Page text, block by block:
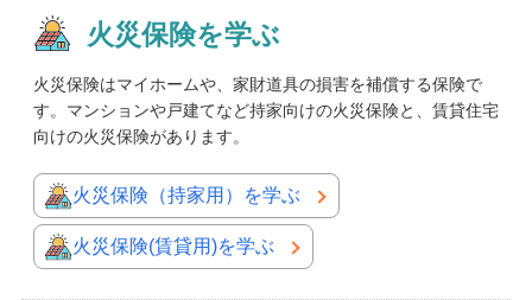
火災保険を学ぶ
火災保険はマイホームや、家財道具の損害を補償する保険で
す。マンションや戸建てなど持家向けの火災保険と、賃貸住宅
向けの火災保険があります。
火災保険（持家用）を学ぶ
火災保険(賃貸用)を学ぶ